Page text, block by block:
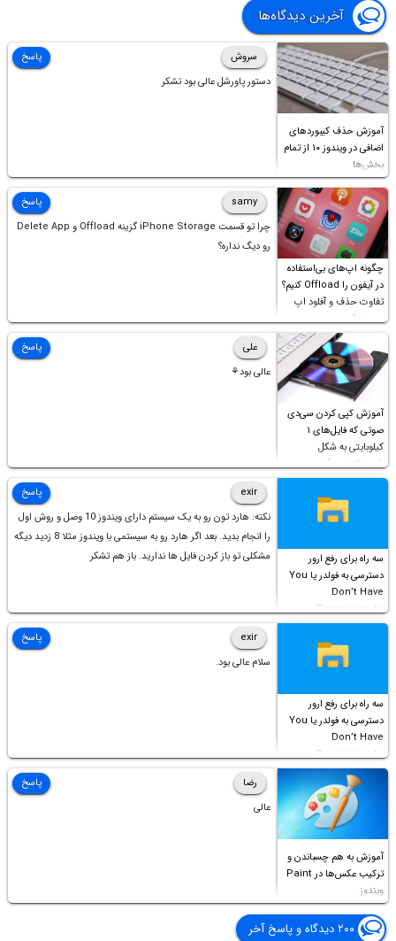
آخرین دیدگاه‌ها
آموزش حذف کیبوردهای
اضافی در ویندوز ۱۰ از تمام
بخش‌ها
سروش
دستور پاورشل عالی بود تشکر
پاسخ
چگونه اپ‌های بی‌استفاده
در آیفون را Offload کنیم؟
تفاوت حذف و آفلود اپ
چیست؟
samy
چرا تو قسمت iPhone Storage گزینه Offload و Delete App
رو دیگ نداره؟
پاسخ
آموزش کپی کردن سی‌دی
صوتی که فایل‌های ۱
کیلوبایتی به شکل
شورت‌کات در آن موجود
است!
علی
عالی بود⚘
پاسخ
سه راه برای رفع ارور
دسترسی به فولدر یا You
Don’t Have
Permission to
Access this folder
exir
نکته: هارد تون رو به یک سیستم دارای ویندوز 10 وصل و روش اول
را انجام بدید. بعد اگر هارد رو به سیستمی با ویندوز مثلا 8 زدید دیگه
مشکلی تو باز کردن فایل ها ندارید. باز هم تشکر
پاسخ
سه راه برای رفع ارور
دسترسی به فولدر یا You
Don’t Have
Permission to
Access this folder
exir
سلام عالی بود.
پاسخ
آموزش به هم چسباندن و
ترکیب عکس‌ها در Paint
ویندوز
رضا
عالی
پاسخ
۲۰۰ دیدگاه و پاسخ آخر